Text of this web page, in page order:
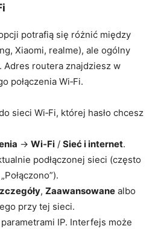
potrafią się różnić między
Xiaomi, realme), ale ogólny
Adres routera znajdziesz w
połączenia Wi‑Fi.
sieci Wi‑Fi, której hasło chcesz
→ Wi‑Fi / Sieć i internet.
podłączonej sieci (często
, Zaawansowane albo
przy tej sieci.
IP. Interfejs może